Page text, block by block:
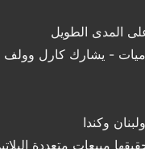
المدى الطويل
- يشارك كارل وولف
وكندا